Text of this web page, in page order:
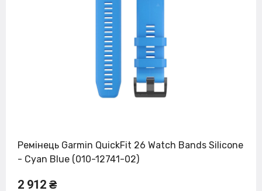
Ремінець Garmin QuickFit 26 Watch Bands Silicone
- Cyan Blue (010-12741-02)
2 912 ₴